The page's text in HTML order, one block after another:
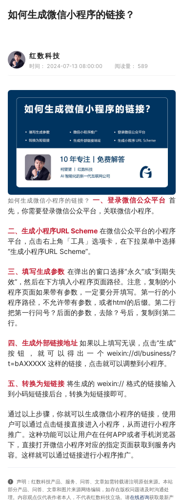
如何生成微信小程序的链接？
红数科技
时间： 2024-07-13 08:00:00 阅读量： 589
如何生成微信小程序的链接？ 一、登录微信公众平台 首
先，你需要登录微信公众平台，关联微信小程序。
二、生成小程序URL Scheme 在微信公众平台的小程序
平台，点击右上角「工具」选项卡，在下拉菜单中选择
“生成小程序URL Scheme”。
三、填写生成参数 在弹出的窗口选择“永久”或“到期失
效”，然后在下方填入小程序页面路径。注意，复制的小
程序页面如果带有参数，一定要分开填写。第一行的小
程序路径，不允许带有参数，或者html的后缀。第二行
把第一行问号？后面的参数，去除？号后，复制到第二
行。
四、生成外部链接地址 如果以上填写无误，点击“生成”
按钮，就可以得出一个weixin://dl/business/?
t=bAXXXXX 这样的链接，点击就可以调整到小程序。
五、转换为短链接 将生成的 weixin:// 格式的链接输入
到小码短链接后台，转换为短链接即可。
通过以上步骤，你就可以生成微信小程序的链接，使用
户可以通过点击链接直接进入小程序，从而进行小程序
推广。这种功能可以让用户在任何APP或者手机浏览器
下，直接打开微信小程序对应的指定页面获取到服务内
容。这样就可以通过链接进行小程序推广。
声明：红数科技产品、服务、问答、文章如需转载请注明原创来源。本站
部分产品、问答 、文章和图片来源网络编辑，如存在版权问题请及时沟通处
理。内容观点仅代表作者本人，不代表红数科技立场。请在线咨询获取最新产